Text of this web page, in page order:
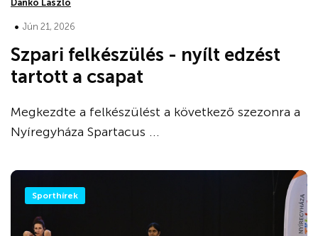
Dankó László
• Jún 21, 2026
Szpari felkészülés - nyílt edzést
tartott a csapat
Megkezdte a felkészülést a következő szezonra a
Nyíregyháza Spartacus ...
Sporthírek